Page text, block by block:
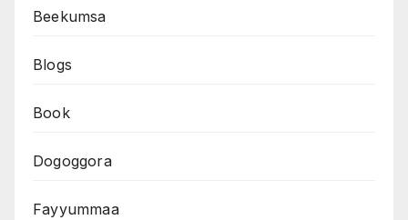
Beekumsa
Blogs
Book
Dogoggora
Fayyummaa